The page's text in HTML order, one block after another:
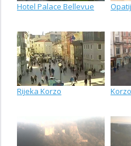
Hotel Palace Bellevue
Rijeka Korzo